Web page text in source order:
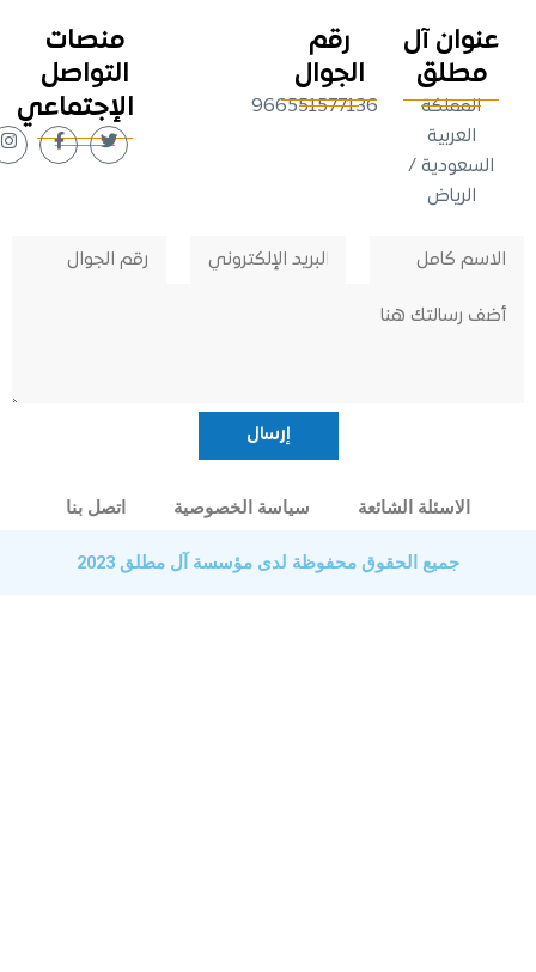
آل
/
رقم
الجوال
966551577136
منصات
التواصل
الإجتماعي
الاسئلة الشائعة سياسة الخصوصية اتصل بنا
جميع الحقوق محفوظة لدى مؤسسة آل مطلق 2023